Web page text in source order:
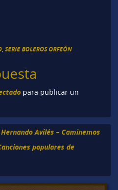
, SERIE BOLEROS ORFEÓN
para publicar un
Avilés – Caminemos
populares de